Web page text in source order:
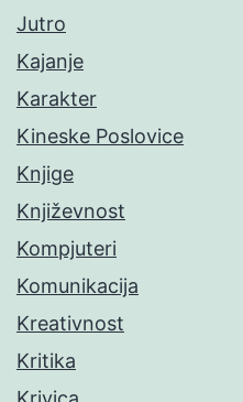
Jutro
Kajanje
Karakter
Kineske Poslovice
Knjige
Književnost
Kompjuteri
Komunikacija
Kreativnost
Kritika